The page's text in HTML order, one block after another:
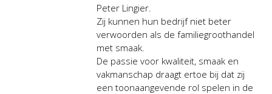
Peter Lingier.
Zij kunnen hun bedrijf niet beter
verwoorden als de familiegroothandel
met smaak.
De passie voor kwaliteit, smaak en
vakmanschap draagt ertoe bij dat zij
een toonaangevende rol spelen in de